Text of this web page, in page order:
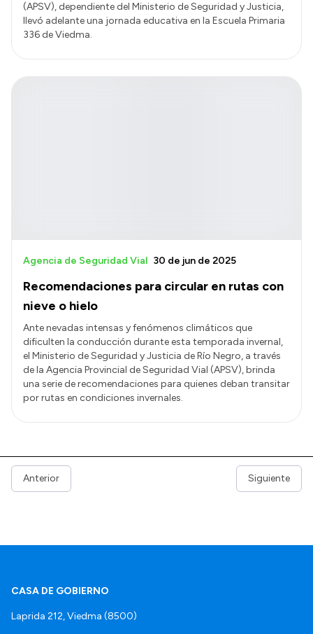
(APSV), dependiente del Ministerio de Seguridad y Justicia,
llevó adelante una jornada educativa en la Escuela Primaria
336 de Viedma.
Recomendaciones para circular en rutas con
nieve o hielo
Agencia de Seguridad Vial 30 de jun de 2025
Ante nevadas intensas y fenómenos climáticos que
dificulten la conducción durante esta temporada invernal,
el Ministerio de Seguridad y Justicia de Río Negro, a través
de la Agencia Provincial de Seguridad Vial (APSV), brinda
una serie de recomendaciones para quienes deban transitar
por rutas en condiciones invernales.
Anterior Siguiente
CASA DE GOBIERNO
Laprida 212, Viedma (8500)